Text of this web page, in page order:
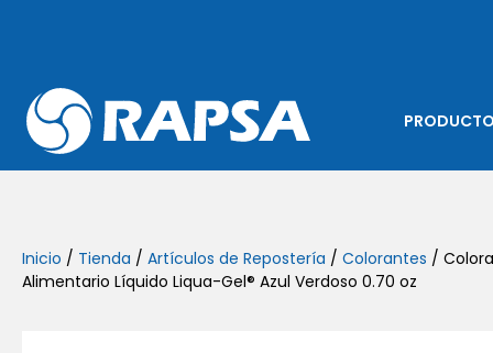
Inicio / Tienda / Artículos de Repostería / Colorantes /
Alimentario Líquido Liqua-Gel® Azul Verdoso 0.70 oz